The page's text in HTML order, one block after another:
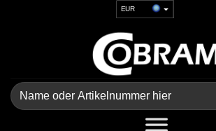
EUR
GBP
CHF
UAH
Suchen
nach: